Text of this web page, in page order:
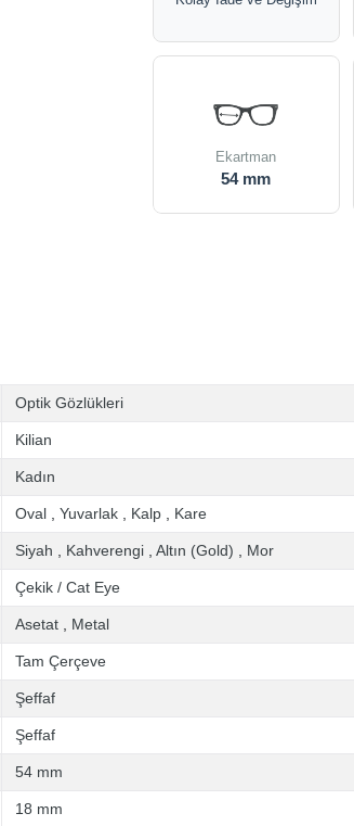
Ekartman
54 mm
Optik Gözlükleri
Kilian
Kadın
Oval Yuvarlak Kalp Kare
Siyah Kahverengi Altın (Gold) Mor
Çekik / Cat Eye
Asetat Metal
Tam Çerçeve
Şeffaf
Şeffaf
54 mm
18 mm